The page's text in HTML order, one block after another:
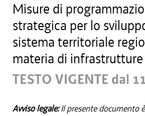
Misure di
strategica per lo
sistema territoriale
materia di
TESTO VIGENTE dal
Avviso legale:Il presente documento